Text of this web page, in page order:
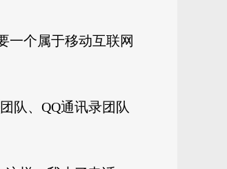
一个属于移动互联网
队、QQ通讯录团队